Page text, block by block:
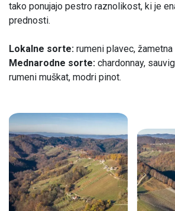
tako ponujajo pestro raznolikost, ki je
prednosti.
Lokalne sorte: rumeni plavec,
Mednarodne sorte: chardonnay,
rumeni muškat, modri pinot.